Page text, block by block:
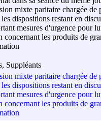
mixte paritaire chargée de
dispositions restant en
mesures d'urgence pour
concernant les produits de
Suppléants
mixte paritaire chargée de
dispositions restant en
mesures d'urgence pour
concernant les produits de